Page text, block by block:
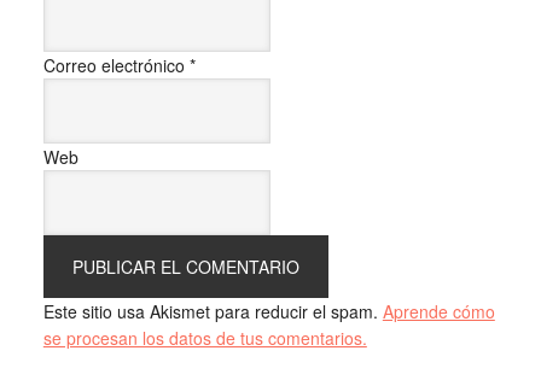
Correo electrónico *
Web
Este sitio usa Akismet para reducir el spam. Aprende cómo
se procesan los datos de tus comentarios.